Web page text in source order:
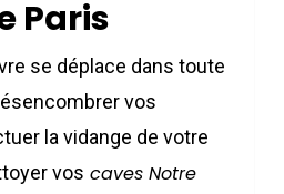
Paris
se déplace dans toute
vos
la vidange de votre
vos caves Notre